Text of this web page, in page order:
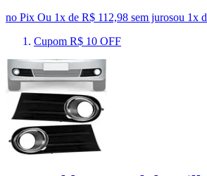
no Pix Ou 1x de R$ 112,98 sem jurosou 1x
Cupom R$ 10 OFF